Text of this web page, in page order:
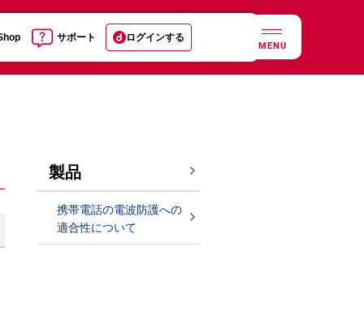
サポート ログインする
MENU
製品
携帯電話の電波防護への
適合性について